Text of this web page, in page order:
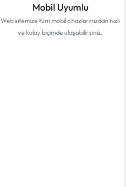
Mobil Uyumlu
Web sitemize tüm mobil cihazlarınızdan hızlı
ve kolay biçimde ulaşabilirsiniz.